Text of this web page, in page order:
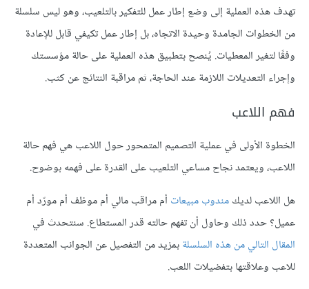
تهدف هذه العملية إلى وضع إطار عمل للتفكير بالتلعيب، وهو ليس سلسلة
من الخطوات الجامدة وحيدة الاتجاه، بل إطار عمل تكيفي قابل للإعادة
وفقًا لتغير المعطيات. يُنصح بتطبيق هذه العملية على حالة مؤسستك
وإجراء التعديلات اللازمة عند الحاجة، ثم مراقبة النتائج عن كثب.
فهم اللاعب
الخطوة الأولى في عملية التصميم المتمحور حول اللاعب هي فهم حالة
اللاعب، ويعتمد نجاح مساعي التلعيب على القدرة على فهمه بوضوح.
هل اللاعب لديكمندوب مبيعات أم مراقب مالي أم موظف أم مورّد أم
عميل؟ حدد ذلك وحاول أن تفهم حالته قدر المستطاع. سنتحدث في
المقال التالي من هذه السلسلةبمزيد من التفصيل عن الجوانب المتعددة
للاعب وعلاقتها بتفضيلات اللعب.